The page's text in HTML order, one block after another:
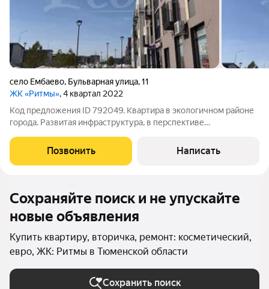
село Ембаево, Бульварная улица,11
ЖК «Ритмы», 4 квартал 2022
Код предложения ID 792049. Квартира в экологичном районе
города. Развитая инфраструктура, в перспективе
Квартира с ремонтом, никто не жил. Функциональная
планировка позволит воплотить в реальность
Позвонить Написать
Сохраняйте поиск и не упускайте
новые объявления
Купить квартиру, вторичка, ремонт: косметический,
евро, ЖК: Ритмы в Тюменской области
Сохранить поиск